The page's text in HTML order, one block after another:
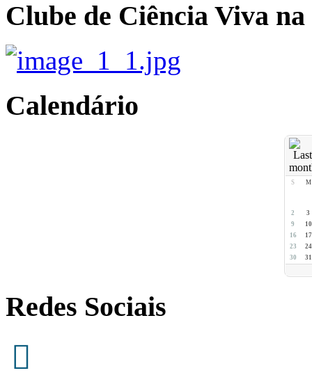
Clube de Ciência Viva
Calendário
S M
2
3
9
10
16
17
23
24
30
31
Redes Sociais